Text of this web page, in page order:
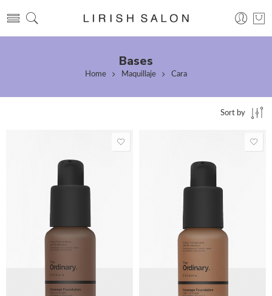
Bases
Home Maquillaje Cara
Sort by